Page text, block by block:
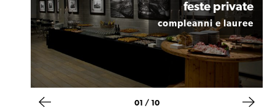
feste private
compleanni e lauree
cene private
anniversari, battesimi, comunioni e cresime